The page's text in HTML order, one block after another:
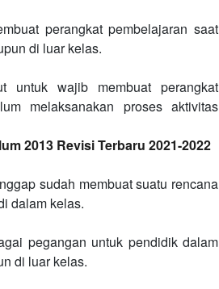
perangkat pembelajaran saat
di luar kelas.
untuk wajib membuat perangkat
melaksanakan proses aktivitas
2013 Revisi Terbaru 2021-2022
sudah membuat suatu rencana
dalam kelas.
pegangan untuk pendidik dalam
di luar kelas.